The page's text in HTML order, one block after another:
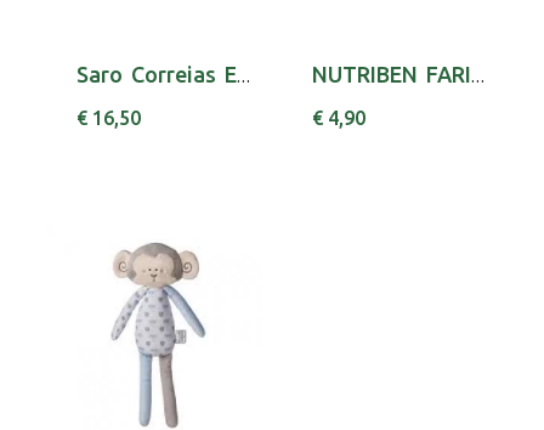
Saro Correias Educativ Ref1306
€ 16,50
NUTRIBEN FARINHAS FRUTAS S/GLUT LA 250G
€ 4,90